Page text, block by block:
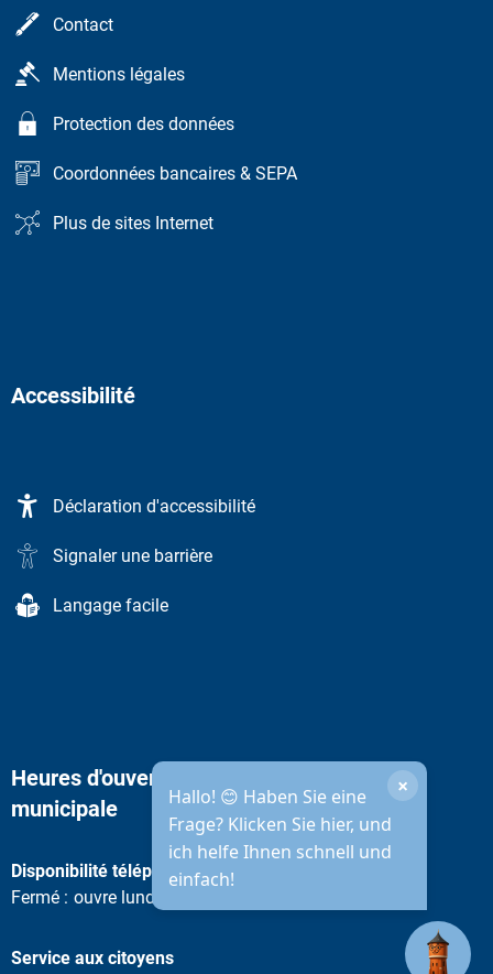
Contact
Mentions légales
Protection des données
Coordonnées bancaires & SEPA
Plus de sites Internet
Accessibilité
Déclaration d'accessibilité
Signaler une barrière
Langage facile
Hallo! 😊 Haben Sie eine
Frage? Klicken Sie hier, und
ich helfe Ihnen schnell und
einfach!
×
Heures d'ouverture de l'administration
municipale
Disponibilité téléphonique
Cliquez pour masquer d'autres heures d'ouverture ou de
Fermé : ouvre lundi prochain à 08h30
Service aux citoyens